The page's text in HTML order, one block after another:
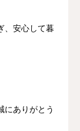
、安心して暮
にありがとう